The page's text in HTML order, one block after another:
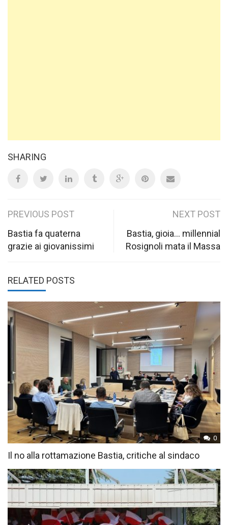
SHARING
Post
navigation
PREVIOUS POST
Bastia fa quaterna
grazie ai giovanissimi
NEXT POST
Bastia, gioia… millennial
Rosignoli mata il Massa
RELATED POSTS
0
Il no alla rottamazione Bastia, critiche al sindaco